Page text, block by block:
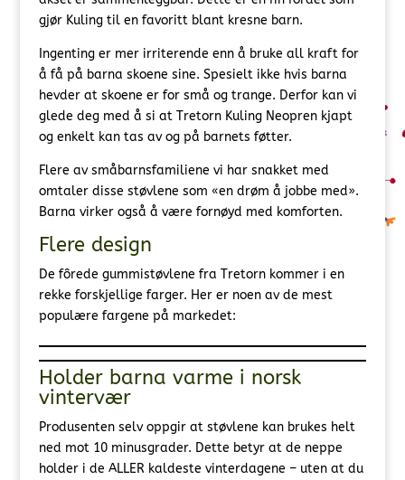
gjør Kuling til en favoritt blant kresne barn.
Ingenting er mer irriterende enn å bruke all kraft for
å få på barna skoene sine. Spesielt ikke hvis barna
hevder at skoene er for små og trange. Derfor kan vi
glede deg med å si at Tretorn Kuling Neopren kjapt
og enkelt kan tas av og på barnets føtter.
Flere av småbarnsfamiliene vi har snakket med
omtaler disse støvlene som «en drøm å jobbe med».
Barna virker også å være fornøyd med komforten.
Flere design
De fôrede gummistøvlene fra Tretorn kommer i en
rekke forskjellige farger. Her er noen av de mest
populære fargene på markedet:
Holder barna varme i norsk
vintervær
Produsenten selv oppgir at støvlene kan brukes helt
ned mot 10 minusgrader. Dette betyr at de neppe
holder i de ALLER kaldeste vinterdagene – uten at du